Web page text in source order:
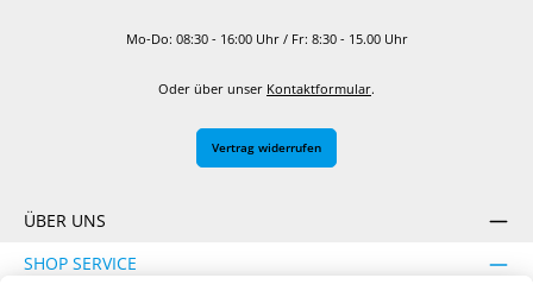
Mo-Do: 08:30 - 16:00 Uhr / Fr: 8:30 - 15.00 Uhr
Oder über unser Kontaktformular.
Vertrag widerrufen
ÜBER UNS
SHOP SERVICE